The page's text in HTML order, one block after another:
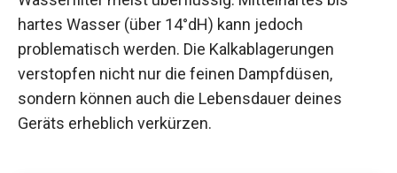
hartes Wasser (über 14°dH) kann jedoch
problematisch werden. Die Kalkablagerungen
verstopfen nicht nur die feinen Dampfdüsen,
sondern können auch die Lebensdauer deines
Geräts erheblich verkürzen.